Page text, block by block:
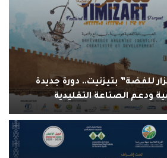
للفضة” بتيزنيت.. دورة جديدة
ودعم الصناعة التقليدية